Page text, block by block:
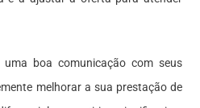
uma boa comunicação com seus
melhorar a sua prestação de